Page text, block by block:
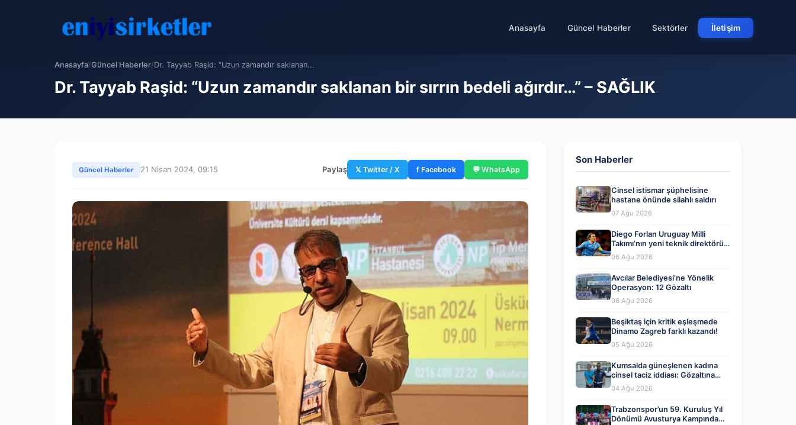
Anasayfa Güncel Haberler Sektörler İletişim
Anasayfa/Güncel Haberler/Dr. Tayyab Raşid: “Uzun zamandır saklanan...
Dr. Tayyab Raşid: “Uzun zamandır saklanan bir sırrın bedeli ağırdır…” – SAĞLIK
Güncel Haberler 21 Nisan 2024, 09:15 Paylaş 𝕏 Twitter / X f Facebook 💬 WhatsApp
Son Haberler
Cinsel istismar şüphelisine
hastane önünde silahlı saldırı
07 Ağu 2026
Diego Forlan Uruguay Milli
Takımı’nın yeni teknik direktörü
oldu
06 Ağu 2026
Avcılar Belediyesi’ne Yönelik
Operasyon: 12 Gözaltı
06 Ağu 2026
Beşiktaş için kritik eşleşmede
Dinamo Zagreb farklı kazandı!
05 Ağu 2026
Kumsalda güneşlenen kadına
cinsel taciz iddiası: Gözaltına
alındı
04 Ağu 2026
Trabzonspor’un 59. Kuruluş Yıl
Dönümü Avusturya Kampında